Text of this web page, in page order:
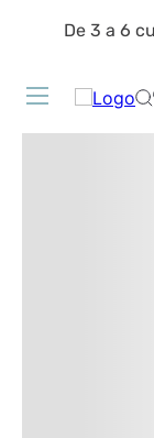
De 3 a 6